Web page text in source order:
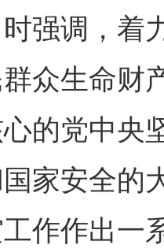
强调，着
群众生命财
的党中央
家安全的
作作出一